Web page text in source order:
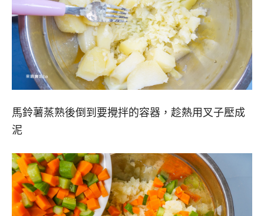
馬鈴薯蒸熟後倒到要攪拌的容器，趁熱用叉子壓成
泥